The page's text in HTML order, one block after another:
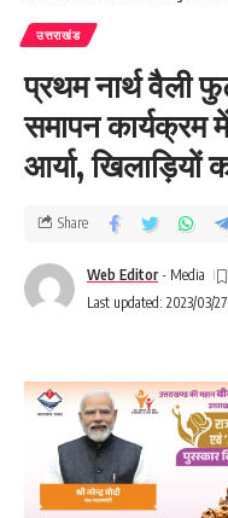
उत्तराखंड
प्रथम नार्थ वैली
समापन कार्यक्रम
आर्या, खिलाड़ियों
Last updated: 2023/03/
Web Editor - Media
Share